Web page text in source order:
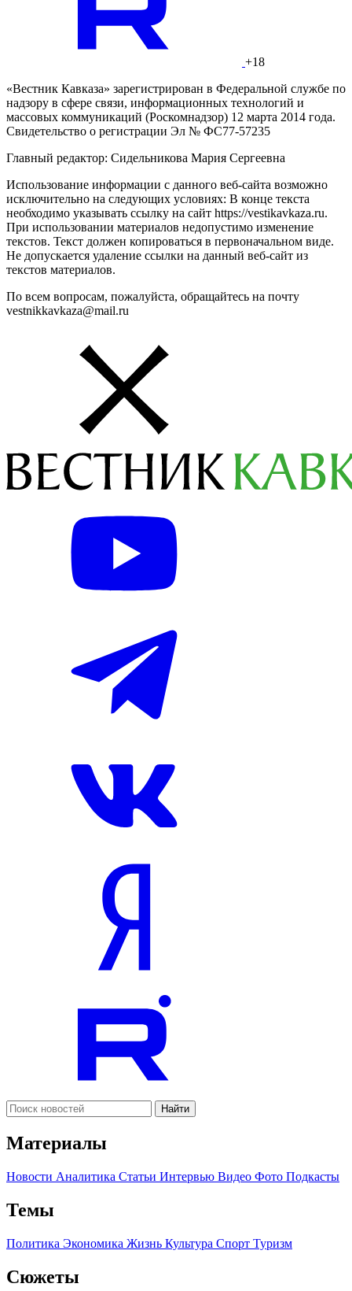
+18
«Вестник Кавказа» зарегистрирован в Федеральной службе по
надзору в сфере связи, информационных технологий и
массовых коммуникаций (Роскомнадзор) 12 марта 2014 года.
Свидетельство о регистрации Эл № ФС77-57235
Главный редактор: Сидельникова Мария Сергеевна
Использование информации с данного веб-сайта возможно
исключительно на следующих условиях: В конце текста
необходимо указывать ссылку на сайт https://vestikavkaza.ru.
При использовании материалов недопустимо изменение
текстов. Текст должен копироваться в первоначальном виде.
Не допускается удаление ссылки на данный веб-сайт из
текстов материалов.
По всем вопросам, пожалуйста, обращайтесь на почту
vestnikkavkaza@mail.ru
Найти
Материалы
Новости Аналитика Статьи Интервью Видео Фото Подкасты
Темы
Политика Экономика Жизнь Культура Спорт Туризм
Сюжеты